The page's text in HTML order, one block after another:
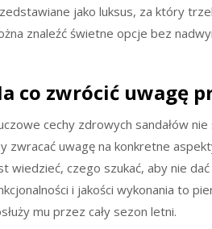
jako luksus, za który
znaleźć świetne opcje bez
co zwrócić uwagę
cechy zdrowych sandałów
zwracać uwagę na konkretne
wiedzieć, czego szukać, aby nie
i jakości wykonania to
mu przez cały sezon letni.